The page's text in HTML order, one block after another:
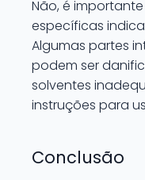
Não, é
específicas
Algumas partes
podem ser
solventes
instruções para
Conclusão